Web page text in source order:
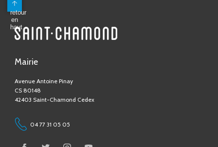
Mairie
Avenue Antoine Pinay
04 77 31 05 05